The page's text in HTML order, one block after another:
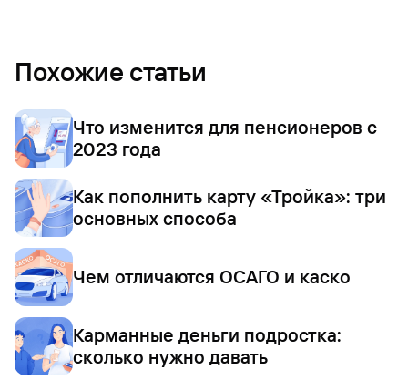
Похожие статьи
Что изменится для пенсионеров с
2023 года
Как пополнить карту «Тройка»: три
основных способа
Чем отличаются ОСАГО и каско
Карманные деньги подростка:
сколько нужно давать